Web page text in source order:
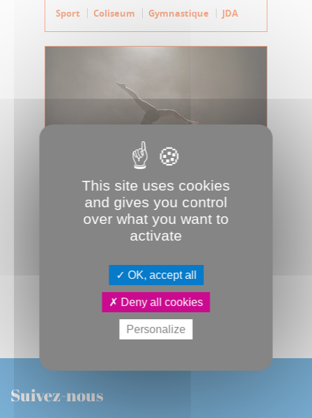
Sport Coliseum Gymnastique JDA
03.12.2025
400 gymnastes sur la scène du
limiter », s’excuse Alice Morcrette, la
présidente de Femina Sport. L...
Coliseum Gymnastique
Suivez-nous
This site uses cookies
and gives you control
over what you want to
activate
OK, accept all
Deny all cookies
Personalize